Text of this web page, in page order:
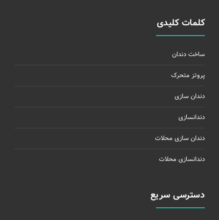
کلمات کلیدی
ساخت دندان
پروتز متحرک
دندان سازی
دندانسازی
دندان سازی محلات
دندانسازی محلات
دسترسی سریع